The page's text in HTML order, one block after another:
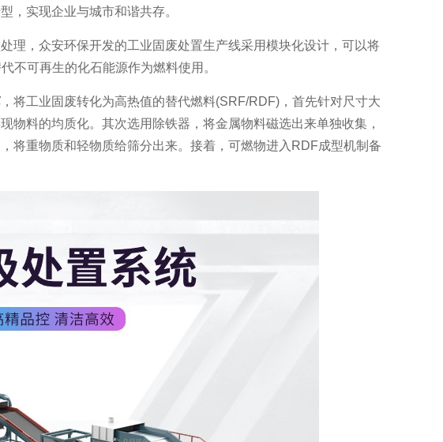
，实现企业与城市和谐共存。
理，众安环保开发的工业固废处置生产线采用模块化设计，可以将
代不可再生的化石能源作为燃料使用。
，将工业固废转化为高热值的替代燃料(SRF/RDF)，首先针对尺寸大
物料的均质化。其次选用除铁器，将金属物料磁选出来单独收集，
将重物质和轻物质给筛分出来。接着，可燃物进入RDF成型机制备